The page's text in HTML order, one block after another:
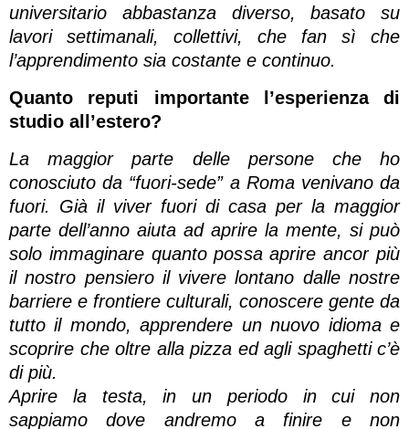
universitario abbastanza diverso, basato su
lavori settimanali, collettivi, che fan sì che
l’apprendimento sia costante e continuo.
Quanto reputi importante l’esperienza di
studio all’estero?
La maggior parte delle persone che ho
conosciuto da “fuori-sede” a Roma venivano da
fuori. Già il viver fuori di casa per la maggior
parte dell’anno aiuta ad aprire la mente, si può
solo immaginare quanto possa aprire ancor più
il nostro pensiero il vivere lontano dalle nostre
barriere e frontiere culturali, conoscere gente da
tutto il mondo, apprendere un nuovo idioma e
scoprire che oltre alla pizza ed agli spaghetti c’è
di più.
Aprire la testa, in un periodo in cui non
sappiamo dove andremo a finire e non